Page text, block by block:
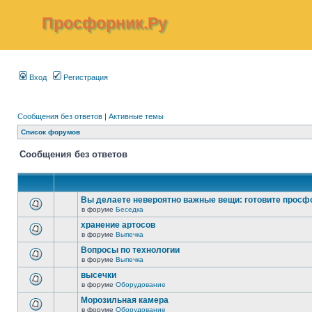
Просфорник.Ру
Вход Регистрация
Сообщения без ответов | Активные темы
Список форумов
Сообщения без ответов
Вы делаете невероятно важные вещи: готовите
в форуме Беседка
хранение артосов
в форуме Выпечка
Вопросы по технологии
в форуме Выпечка
высечки
в форуме Оборудование
Морозильная камера
в форуме Оборудование